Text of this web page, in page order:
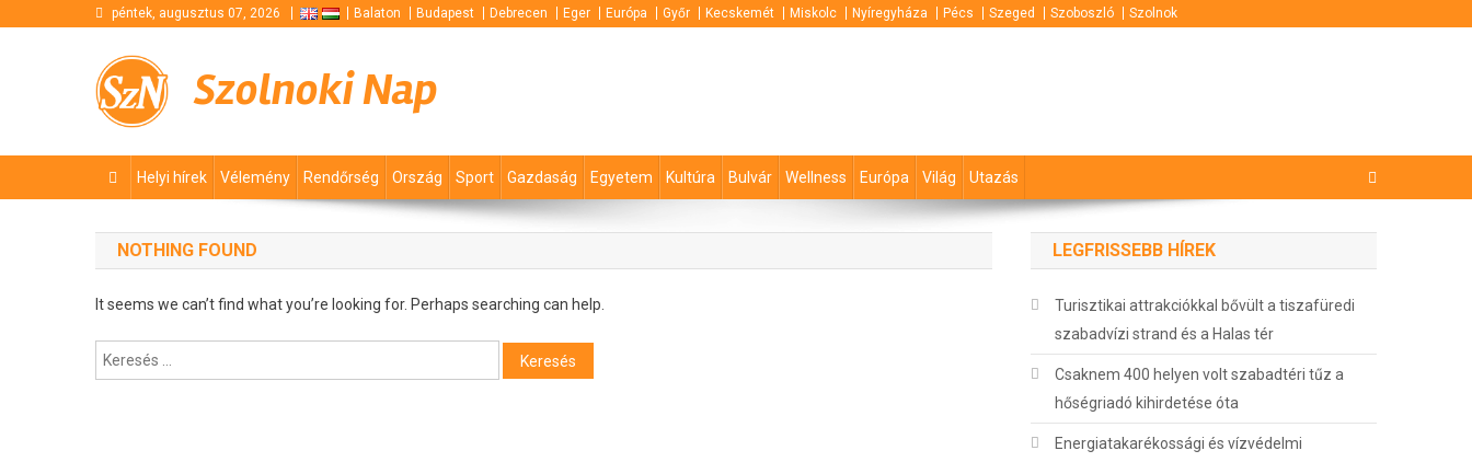
péntek, augusztus 07, 2026 Balaton Budapest Debrecen Eger Európa Győr Kecskemét Miskolc Nyíregyháza Pécs Szeged Szoboszló Szolnok
Szolnoki Nap
Helyi hírek Vélemény Rendőrség Ország Sport Gazdaság Egyetem Kultúra Bulvár Wellness Európa Világ Utazás
NOTHING FOUND
It seems we can’t find what you’re looking for. Perhaps searching can help.
Keresés:
LEGFRISSEBB HÍREK
Turisztikai attrakciókkal bővült a tiszafüredi
szabadvízi strand és a Halas tér
Csaknem 400 helyen volt szabadtéri tűz a
hőségriadó kihirdetése óta
Energiatakarékossági és vízvédelmi